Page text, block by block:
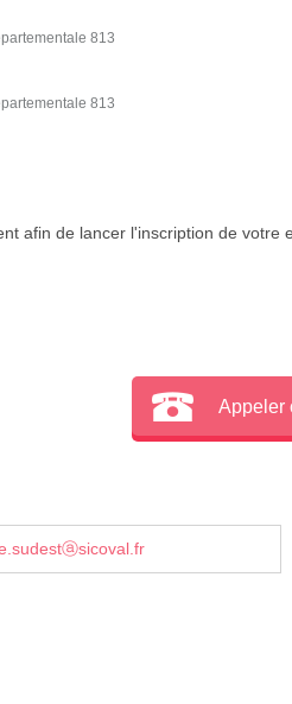
813
813
afin de lancer l'inscription de votre
Appeler